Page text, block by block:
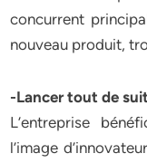
concurrent
nouveau produit,
-Lancer tout de
L’entreprise
l’image